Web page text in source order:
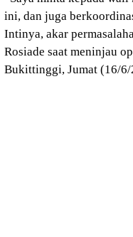
ini, dan juga
Intinya, akar
Rosiade saat meninjau
Bukittinggi, Jumat (16/6/